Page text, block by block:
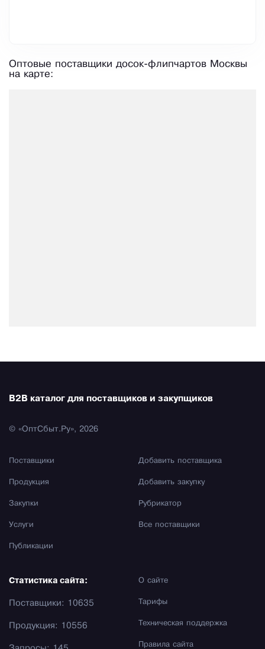
Оптовые поставщики досок-флипчартов Москвы
на карте:
B2B каталог для поставщиков и закупщиков
© «ОптСбыт.Ру», 2026
Поставщики
Продукция
Закупки
Услуги
Публикации
Добавить поставщика
Добавить закупку
Рубрикатор
Все поставщики
О сайте
Тарифы
Техническая поддержка
Правила сайта
Статистика сайта:
Поставщики: 10635
Продукция: 10556